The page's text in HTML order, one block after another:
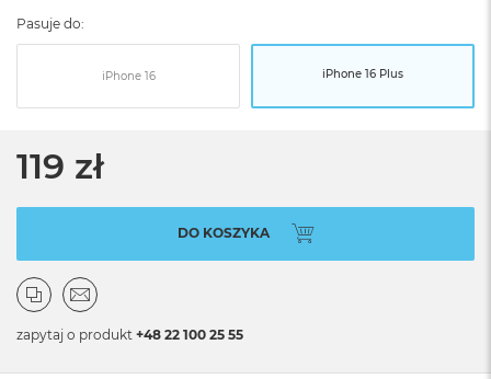
Pasuje do:
iPhone 16 iPhone 16 Plus
119 zł
DO KOSZYKA
zapytaj o produkt +48 22 100 25 55